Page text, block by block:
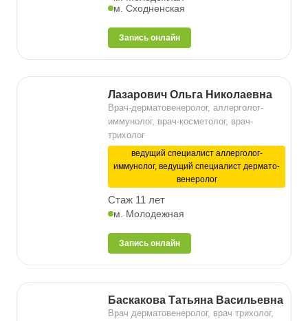
м. Сходненская
Запись онлайн
Лазарович Ольга Николаевна
Врач-дерматовенеролог, аллерголог-
иммунолог, врач-косметолог, врач-
трихолог
ведущий специалист аллерголог-
иммунолог, ведущий специалист дермато-
венеролог
Стаж 11 лет
м. Молодежная
Запись онлайн
Баскакова Татьяна Васильевна
Врач дерматовенеролог, врач трихолог,